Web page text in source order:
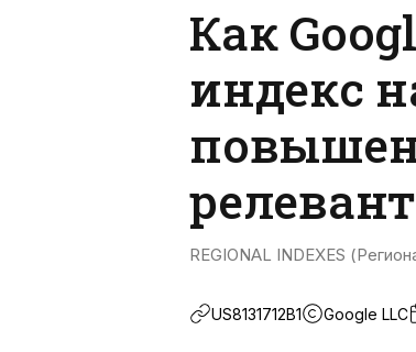
Как
индекс
REGIONAL INDEXES
US8131712B1 Google LLC